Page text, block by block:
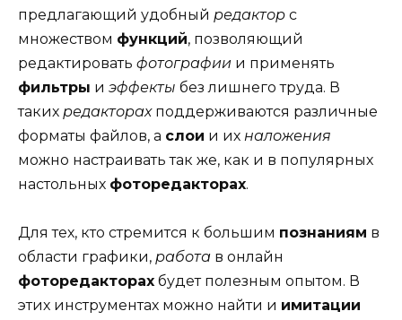
предлагающий удобный редактор с
множеством функций, позволяющий
редактировать фотографии и применять
фильтры и эффекты без лишнего труда. В
таких редакторахподдерживаются различные
форматы файлов, а слои и их наложения
можно настраивать так же, как и в популярных
настольных фоторедакторах.
Для тех, кто стремится к большим познаниям в
области графики, работа в онлайн
фоторедакторах будет полезным опытом. В
этих инструментах можно найти и имитации